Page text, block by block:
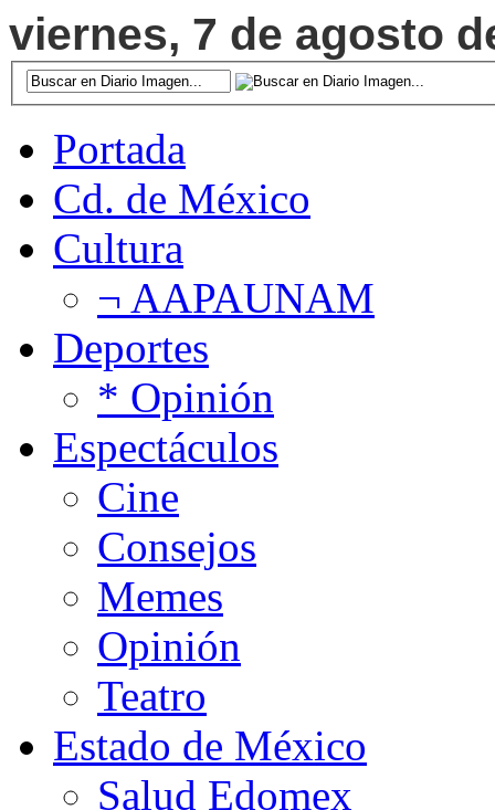
viernes, 7 de agosto
Portada
Cd. de México
Cultura
¬ AAPAUNAM
Deportes
* Opinión
Espectáculos
Cine
Consejos
Memes
Opinión
Teatro
Estado de México
Salud Edomex